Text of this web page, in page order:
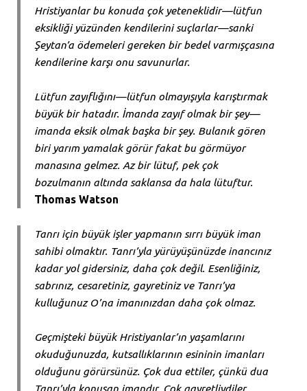
Hristiyanlar bu konuda çok yeteneklidir—lütfun
eksikliği yüzünden kendilerini suçlarlar—sanki
Şeytan’a ödemeleri gereken bir bedel varmışçasına
kendilerine karşı onu savunurlar.
Lütfun zayıflığını—lütfun olmayışıyla karıştırmak
büyük bir hatadır. İmanda zayıf olmak bir şey—
imanda eksik olmak başka bir şey. Bulanık gören
biri yarım yamalak görür fakat bu görmüyor
manasına gelmez. Az bir lütuf, pek çok
bozulmanın altında saklansa da hala lütuftur.
Thomas Watson
Tanrı için büyük işler yapmanın sırrı büyük iman
sahibi olmaktır. Tanrı’yla yürüyüşünüzde inancınız
kadar yol gidersiniz, daha çok değil. Esenliğiniz,
sabrınız, cesaretiniz, gayretiniz ve Tanrı’ya
kulluğunuz O’na imanınızdan daha çok olmaz.
Geçmişteki büyük Hristiyanlar’ın yaşamlarını
okuduğunuzda, kutsallıklarının esininin imanları
olduğunu görürsünüz. Çok dua ettiler, çünkü dua
Tanrı’yla konuşan imandır. Çok gayretliydiler,